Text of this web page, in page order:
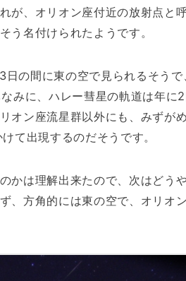
が、オリオン座付近の放射点と
う名付けられたようです。
の間に東の空で見られるそうで
みに、ハレー彗星の軌道は年に
オン座流星群以外にも、みずが
て出現するのだそうです。
かは理解出来たので、次はどう
、方角的には東の空で、オリオ